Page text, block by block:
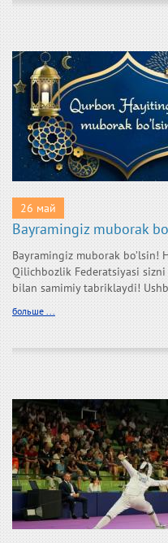
26 май
Bayramingiz muborak
Bayramingiz muborak bo’lsin!
Qilichbozlik Federatsiyasi
bilan samimiy tabriklaydi!
больше ...